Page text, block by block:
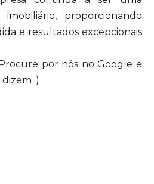
proporcionando
e resultados excepcionais
por nós no Google e
:)